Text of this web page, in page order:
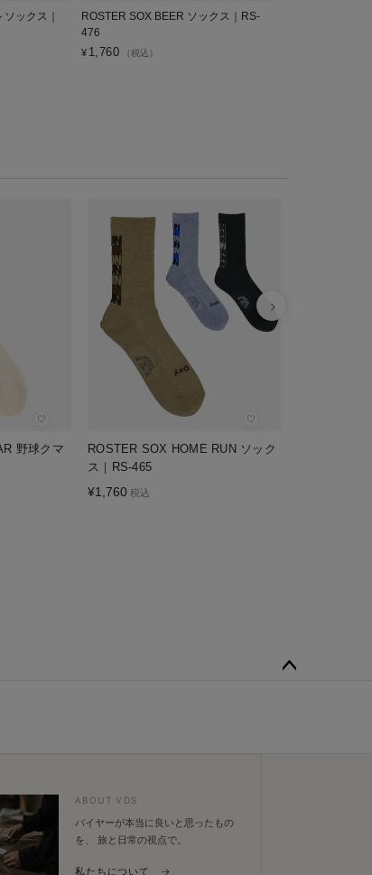
ックス｜
ROSTER SOX BEER ソックス｜RS-
476
¥ 1,760 （税込）
♡
野球クマ
♡
ROSTER SOX HOME RUN ソック
ス｜RS-465
¥1,760 税込
ABOUT VDS
バイヤーが本当に良いと思ったもの
を、 旅と日常の視点で。
私たちについて →